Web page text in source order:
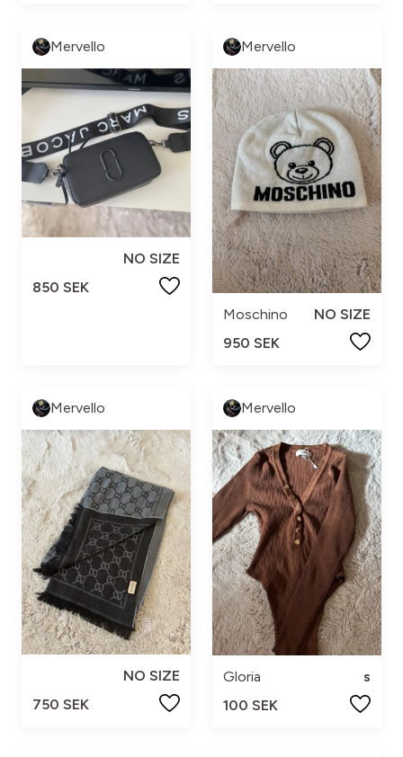
Mervello
NO SIZE
850 SEK
Mervello
Moschino
NO SIZE
950 SEK
Mervello
NO SIZE
750 SEK
Mervello
Gloria
s
100 SEK